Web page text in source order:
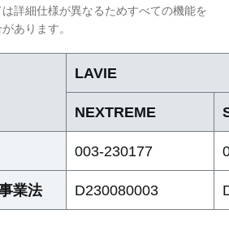
詳細仕様が異なるためすべての機能を
あります。
LAVIE
NEXTREME
003-230177
業法 D230080003